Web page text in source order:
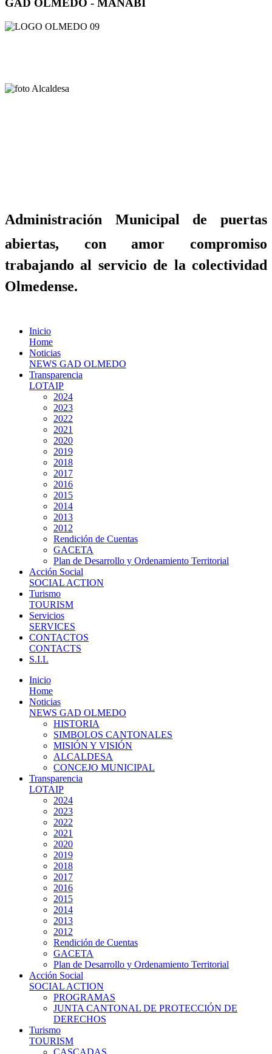
GAD OLMEDO - MANABÍ
Administración Municipal de puertas
abiertas, con amor compromiso
trabajando al servicio de la colectividad
Olmedense.
Inicio
Home
Noticias
NEWS GAD OLMEDO
Transparencia
LOTAIP
2024
2023
2022
2021
2020
2019
2018
2017
2016
2015
2014
2013
2012
Rendición de Cuentas
GACETA
Plan de Desarrollo y Ordenamiento Territorial
Acción Social
SOCIAL ACTION
Turismo
TOURISM
Servicios
SERVICES
CONTACTOS
CONTACTS
S.I.L
Inicio
Home
Noticias
NEWS GAD OLMEDO
HISTORIA
SIMBOLOS CANTONALES
MISIÓN Y VISIÓN
ALCALDESA
CONCEJO MUNICIPAL
Transparencia
LOTAIP
2024
2023
2022
2021
2020
2019
2018
2017
2016
2015
2014
2013
2012
Rendición de Cuentas
GACETA
Plan de Desarrollo y Ordenamiento Territorial
Acción Social
SOCIAL ACTION
PROGRAMAS
JUNTA CANTONAL DE PROTECCIÓN DE
DERECHOS
Turismo
TOURISM
CASCADAS